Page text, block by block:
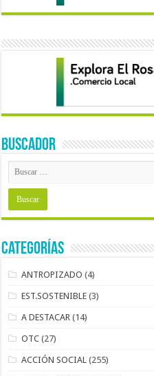
BUSCADOR
Categorías
ANTROPIZADO (4)
EST.SOSTENIBLE (3)
A DESTACAR (14)
OTC (27)
ACCIÓN SOCIAL (255)